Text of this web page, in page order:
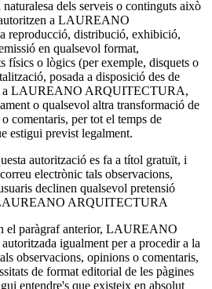
naturalesa dels serveis o continguts això
a LAUREANO
distribució, exhibició,
en qualsevol format,
físics o lògics (per exemple, disquets o
posada a disposició des de
a LAUREANO ARQUITECTURA,
o qualsevol altra transformació de
comentaris, per tot el temps de
estigui previst legalment.
autorització es fa a títol gratuït, i
electrònic tals observacions,
declinen qualsevol pretensió
ARQUITECTURA
el paràgraf anterior, LAUREANO
igualment per a procedir a la
observacions, opinions o comentaris,
de format editorial de les pàgines
entendre's que existeix en absolut